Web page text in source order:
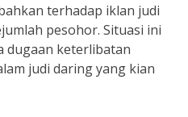
terhadap iklan judi
pesohor. Situasi ini
dugaan keterlibatan
judi daring yang kian